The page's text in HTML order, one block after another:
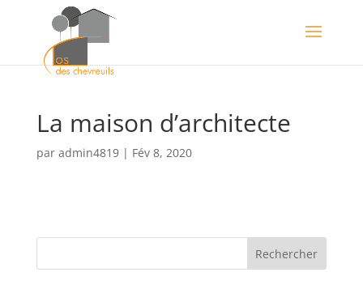
La maison d’architecte
par admin4819| Fév 8, 2020